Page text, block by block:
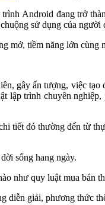
Android đang trở
sử dụng của người
mở, tiềm năng lớn
gây ấn tượng, việc
lập trình chuyên
tiết đó thường đến từ
sống hang ngày.
như quy luật mua bán
diễn giải, phương thức